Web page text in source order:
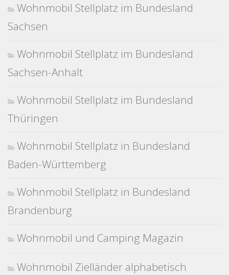
Wohnmobil Stellplatz im Bundesland
Sachsen
Wohnmobil Stellplatz im Bundesland
Sachsen-Anhalt
Wohnmobil Stellplatz im Bundesland
Thüringen
Wohnmobil Stellplatz in Bundesland
Baden-Württemberg
Wohnmobil Stellplatz in Bundesland
Brandenburg
Wohnmobil und Camping Magazin
Wohnmobil Zielländer alphabetisch